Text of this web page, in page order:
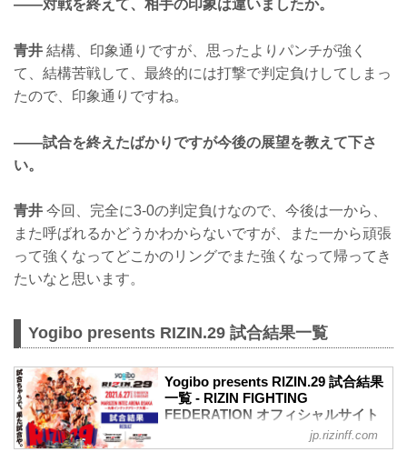
——対戦を終えて、相手の印象は違いましたか。
青井 結構、印象通りですが、思ったよりパンチが強く
て、結構苦戦して、最終的には打撃で判定負けしてしまっ
たので、印象通りですね。
——試合を終えたばかりですが今後の展望を教えて下さ
い。
青井 今回、完全に3-0の判定負けなので、今後は一から、
また呼ばれるかどうかわからないですが、また一から頑張
って強くなってどこかのリングでまた強くなって帰ってき
たいなと思います。
Yogibo presents RIZIN.29 試合結果一覧
Yogibo presents RIZIN.29 試合結果
一覧 - RIZIN FIGHTING
FEDERATION オフィシャルサイト
第13試合／BODYMAKER presents RIZIN
jp.rizinff.com